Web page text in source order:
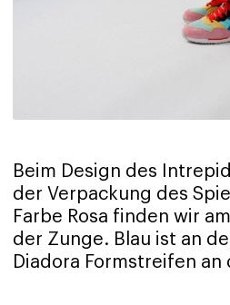
Beim Design des
der Verpackung des
Farbe Rosa finden wir
der Zunge. Blau ist an
Diadora Formstreifen an